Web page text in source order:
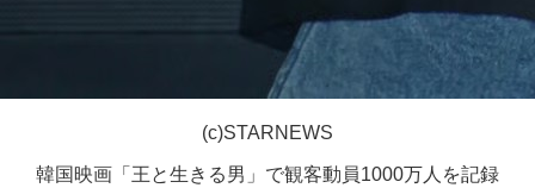
(c)STARNEWS
韓国映画「王と生きる男」で観客動員1000万人を記録